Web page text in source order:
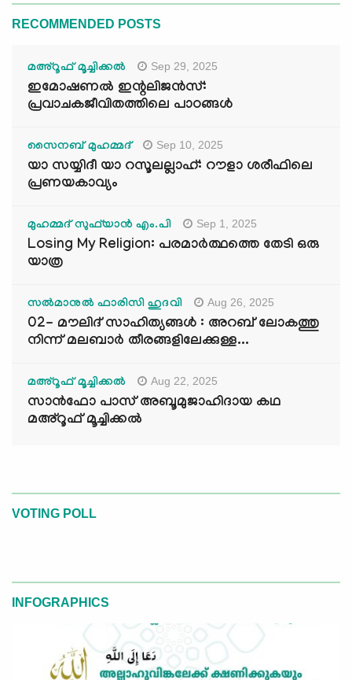
RECOMMENDED POSTS
മഅ്റൂഫ് മൂച്ചിക്കല്‍ Sep 29, 2025
ഇമോഷണൽ ഇന്റലിജൻസ്:
പ്രവാചകജീവിതത്തിലെ പാഠങ്ങൾ
സൈനബ് മുഹമ്മദ് Sep 10, 2025
യാ സയ്യിദീ യാ റസൂലല്ലാഹ്: റൗളാ ശരീഫിലെ
പ്രണയകാവ്യം
മുഹമ്മദ് സുഫ്‌യാൻ എം.പി Sep 1, 2025
Losing My Religion: പരമാർത്ഥത്തെ തേടി ഒരു
യാത്ര
സൽമാനുൽ ഫാരിസി ഹുദവി Aug 26, 2025
02- മൗലിദ് സാഹിത്യങ്ങൾ : അറബ് ലോകത്തു
നിന്ന് മലബാർ തീരങ്ങളിലേക്കുള്ള...
മഅ്റൂഫ് മൂച്ചിക്കല്‍ Aug 22, 2025
സാൻഫോ പാസ് അബൂമുജാഹിദായ കഥ
മഅ്റൂഫ് മൂച്ചിക്കല്‍
VOTING POLL
INFOGRAPHICS